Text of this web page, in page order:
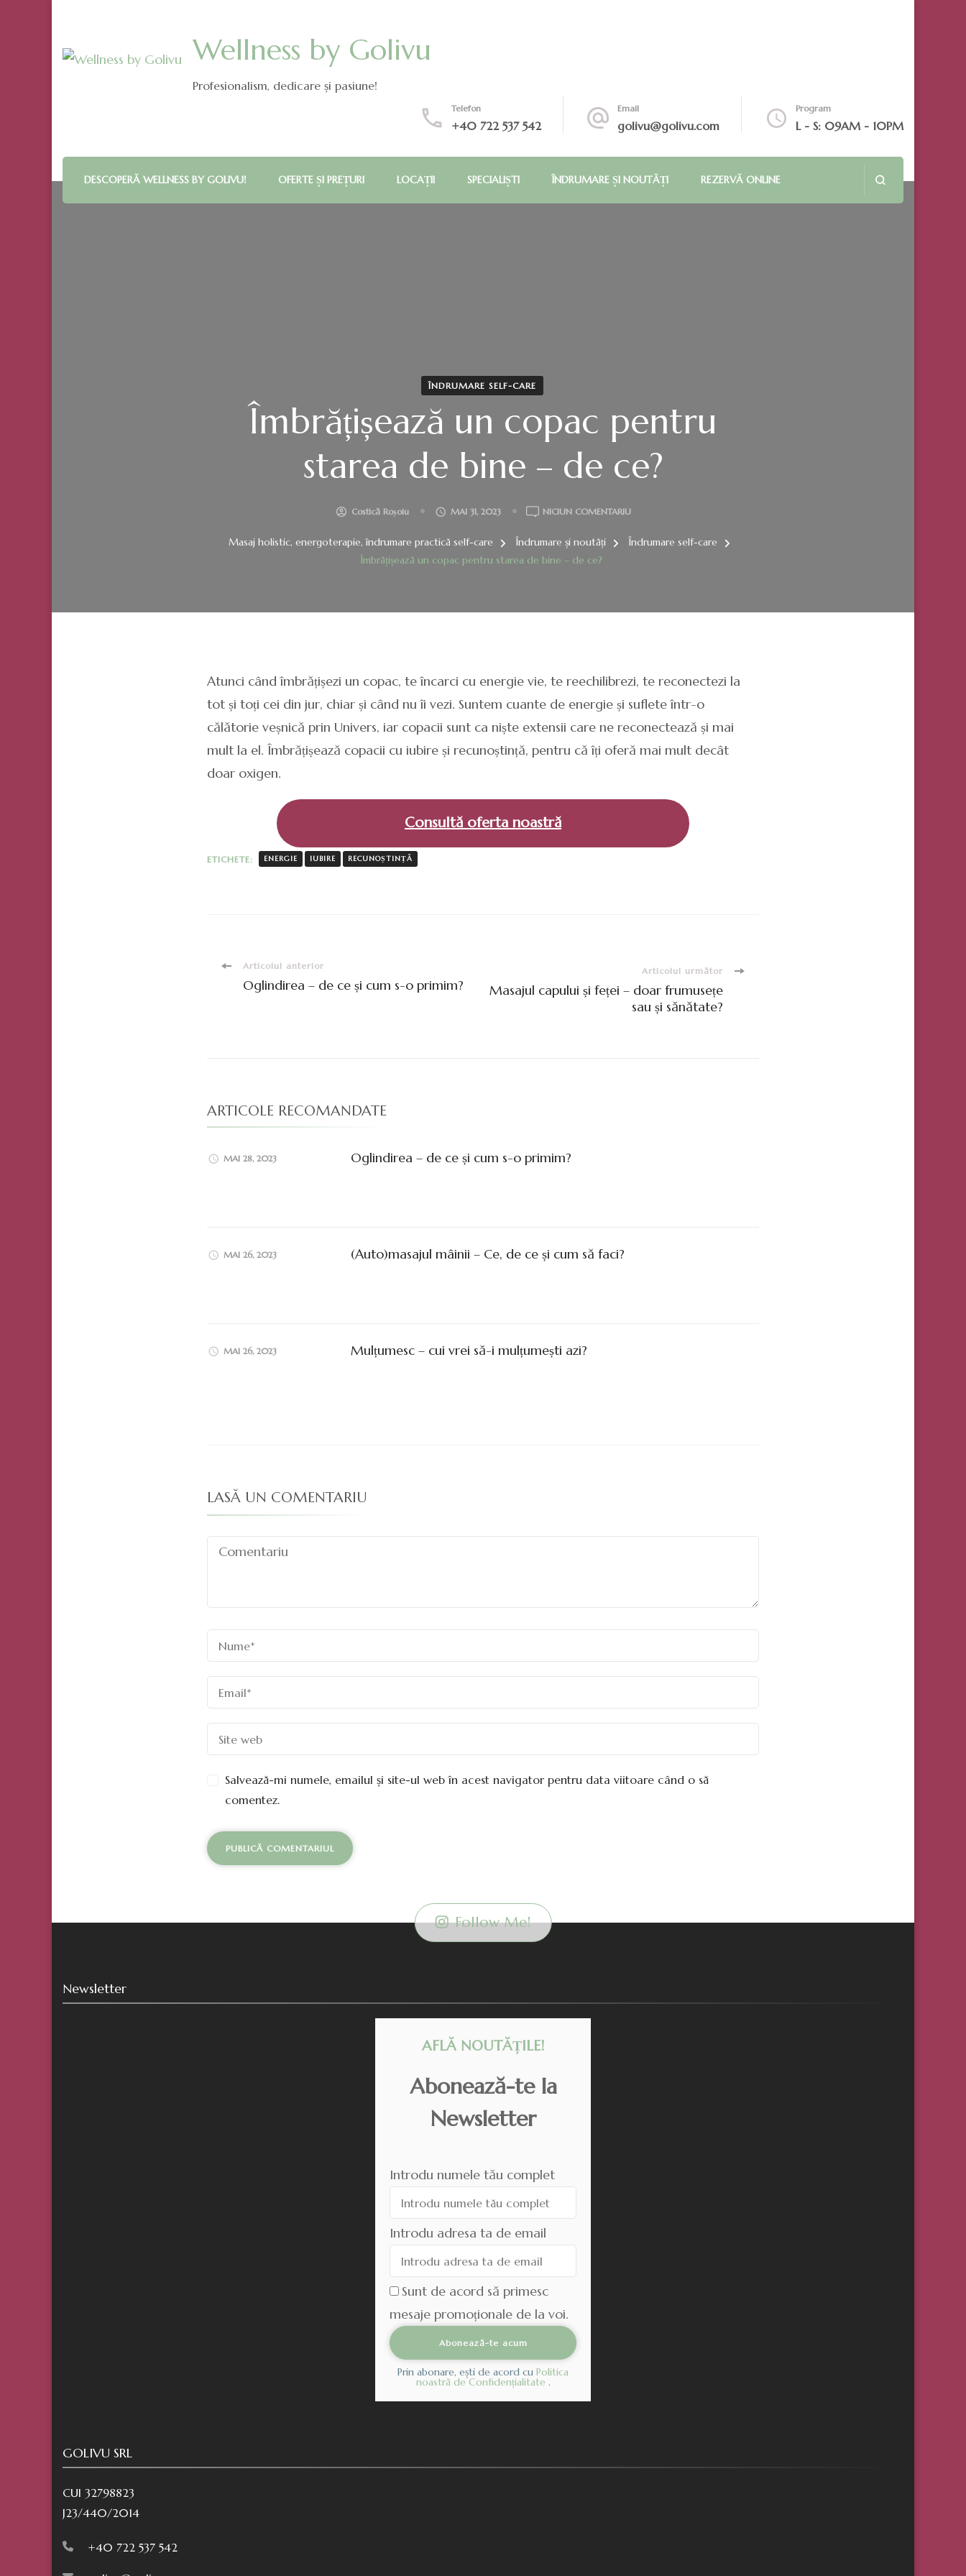
Wellness by Golivu
Profesionalism, dedicare și pasiune!
Telefon
+40 722 537 542
Email
golivu@golivu.com
Program
L - S: 09AM - 10PM
DESCOPERĂ WELLNESS BY GOLIVU! OFERTE ȘI PREȚURI LOCAȚII SPECIALIȘTI ÎNDRUMARE ȘI NOUTĂȚI REZERVĂ ONLINE
ÎNDRUMARE SELF-CARE
Îmbrățișează un copac pentru
starea de bine – de ce?
Costică Roșoiu MAI 31, 2023 NICIUN COMENTARIULA
UN
Masaj holistic, energoterapie, îndrumare practică self-care Îndrumare și noutăți
Îndrumare self-care
Îmbrățișează un copac pentru starea de bine – de ce?
Atunci când îmbrățișezi un copac, te încarci cu energie vie, te reechilibrezi, te reconectezi la
tot și toți cei din jur, chiar și când nu îi vezi. Suntem cuante de energie și suflete într-o
călătorie veșnică prin Univers, iar copacii sunt ca niște extensii care ne reconectează și mai
mult la el. Îmbrățișează copacii cu iubire și recunoștință, pentru că îți oferă mai mult decât
doar oxigen.
Consultă oferta noastră
ETICHETE: ENERGIE IUBIRE RECUNOȘTINȚĂ
Navigare
Articolul anterior
Oglindirea – de ce și cum s-o primim?
Articolul următor
Masajul capului și feței – doar frumusețe
sau și sănătate?
ARTICOLE RECOMANDATE
MAI 28, 2023 Oglindirea – de ce și cum s-o primim?
MAI 26, 2023 (Auto)masajul mâinii – Ce, de ce și cum să faci?
MAI 26, 2023 Mulțumesc – cui vrei să-i mulțumești azi?
LASĂ UN COMENTARIU
Salvează-mi numele, emailul și site-ul web în acest navigator pentru data viitoare când o să
comentez.
Follow Me!
Newsletter
AFLĂ NOUTĂȚILE!
Abonează-te la
Newsletter
Introdu numele tău complet
Introdu adresa ta de email
Sunt de acord să primesc
mesaje promoționale de la voi.
Prin abonare, ești de acord cu Politica
noastră de Confidențialitate .
GOLIVU SRL
CUI 32798823
J23/440/2014
+40 722 537 542